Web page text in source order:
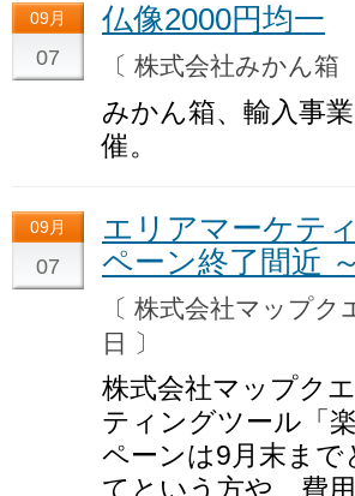
09月
07
仏像2000円均一
〔 株式会社みかん箱
みかん箱、輸入事
催。
09月
07
エリアマーケテ
ペーン終了間近
〔 株式会社マップ
日 〕
株式会社マップク
ティングツール「
ペーンは9月末ま
てという方や、費